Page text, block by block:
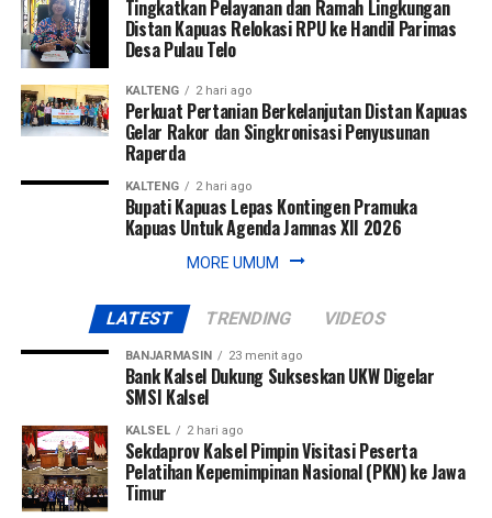
Karena itu, melalui Ngarantek Sawa’ Bahu, masyarakat
didorong untuk kembali menghidupkan semangat bercocok
tanam melalui pola tanam serentak guna meningkatkan
produktivitas pertanian.
tidak hanya bertujuan memenuhi kebutuhan pangan
keluarga, tetapi juga menjaga keberlanjutan benih lokal,
melestarikan plasma nutfah, dan mempertahankan
“Kalau kita meninggalkan bercocok tanam, maka berbagai
tradisi yang berkaitan dengan padi dan pertanian lambat
laun juga akan hilang,” katanya.
Pada kesempatan tersebut, Bupati Bengkayang secara
simbolis menyerahkan sejumlah perlengkapan pertanian
berupa parang, tugal, dan benih kepada masyarakat
sebagai simbol dimulainya masa tanam baru sekaligus
Messenger 0
Tingkatkan Pelayanan dan Ramah Lingkungan
Distan Kapuas Relokasi RPU ke Handil Parimas
Desa Pulau Telo
KALTENG 2 hari ago
Perkuat Pertanian Berkelanjutan Distan Kapuas
Gelar Rakor dan Singkronisasi Penyusunan
Raperda
KALTENG 2 hari ago
Bupati Kapuas Lepas Kontingen Pramuka
Kapuas Untuk Agenda Jamnas XII 2026
MORE UMUM
LATEST TRENDING VIDEOS
BANJARMASIN 23 menit ago
Bank Kalsel Dukung Sukseskan UKW Digelar
SMSI Kalsel
KALSEL 2 hari ago
Sekdaprov Kalsel Pimpin Visitasi Peserta
Pelatihan Kepemimpinan Nasional (PKN) ke Jawa
Timur